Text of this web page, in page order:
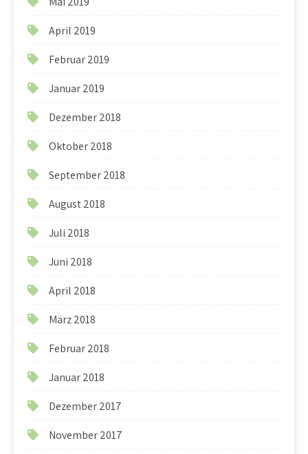
April 2019
Februar 2019
Januar 2019
Dezember 2018
Oktober 2018
September 2018
August 2018
Juli 2018
Juni 2018
April 2018
März 2018
Februar 2018
Januar 2018
Dezember 2017
November 2017